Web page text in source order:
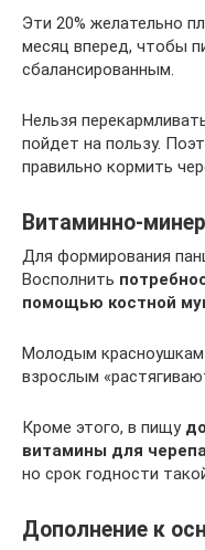
Эти 20% желательно
месяц вперед, чтобы
сбалансированным.
Нельзя
пойдет на пользу.
правильно кормить
Витаминно-
Для формирования
Восполнить
помощью костной
Молодым
взрослым
Кроме этого, в пищу
витамины для
но срок годности
Дополнение к